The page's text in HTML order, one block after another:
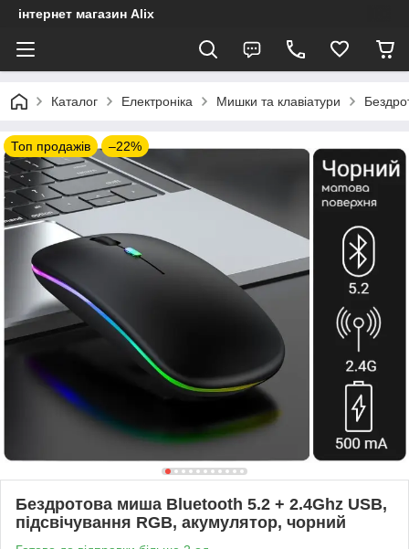
інтернет магазин Alix
Каталог Електроніка Мишки та клавіатури
Топ продажів –22%
Бездротова миша Bluetooth 5.2 + 2.4Ghz USB,
підсвічування RGB, акумулятор, чорний